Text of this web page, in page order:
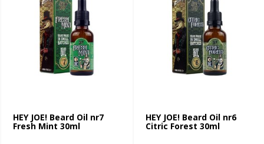
HEY JOE! Beard Oil nr7
Fresh Mint 30ml
HEY JOE! Beard Oil nr6
Citric Forest 30ml